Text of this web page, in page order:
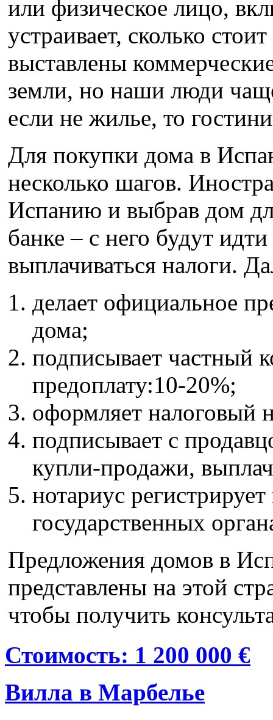
или физическое лицо,
устраивает, сколько
выставлены
земли, но наши люди
если не жилье, то
Для покупки дома в
несколько шагов.
Испанию и выбрав дом
банке – с него будут
выплачиваться налоги.
делает официальное
дома;
подписывает частный
предоплату:10-20%;
оформляет налоговый
подписывает с
купли-продажи,
нотариус
государственных
Предложения домов в
представлены на этой
чтобы получить
Стоимость: 1 200 000 €
Вилла в Марбелье